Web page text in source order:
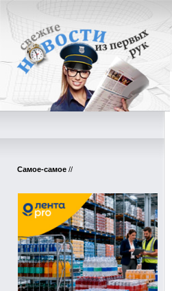
Самое-самое //